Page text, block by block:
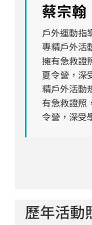
蔡宗翰
戶外運動指
專精戶外活
擁有急救證
夏令營，深
精戶外活動
有急救證照
令營，深受
歷年活動